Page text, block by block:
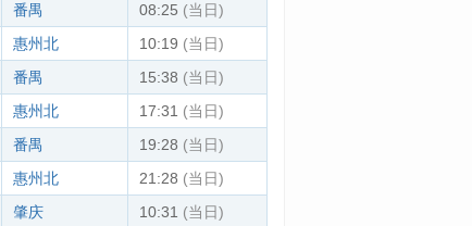
番禺 08:25 (当日)
惠州北 10:19 (当日)
番禺 15:38 (当日)
惠州北 17:31 (当日)
番禺 19:28 (当日)
惠州北 21:28 (当日)
肇庆 10:31 (当日)